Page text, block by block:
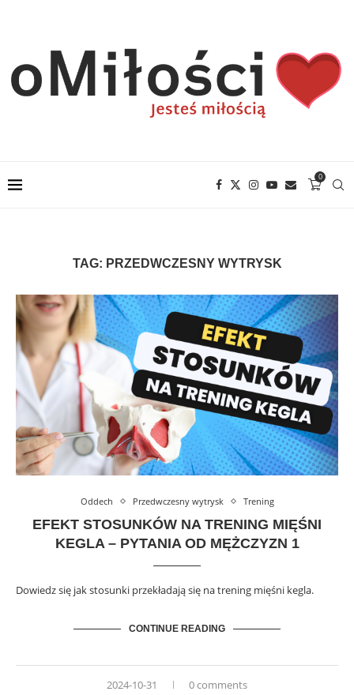
0
TAG: PRZEDWCZESNY WYTRYSK
Oddech Przedwczesny wytrysk Trening
EFEKT STOSUNKÓW NA TRENING MIĘŚNI
KEGLA – PYTANIA OD MĘŻCZYZN 1
Dowiedz się jak stosunki przekładają się na trening mięśni kegla.
CONTINUE READING
2024-10-31 0 comments